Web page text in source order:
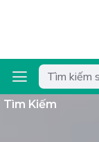
Tìm Kiếm